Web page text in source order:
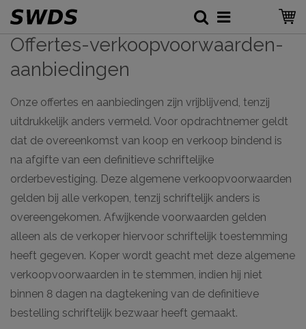
Offertes-verkoopvoorwaarden-
aanbiedingen
Onze offertes en aanbiedingen zijn vrijblijvend, tenzij
uitdrukkelijk anders vermeld. Voor opdrachtnemer geldt
dat de overeenkomst van koop en verkoop bindend is
na afgifte van een definitieve schriftelijke
orderbevestiging. Deze algemene verkoopvoorwaarden
gelden bij alle verkopen, tenzij schriftelijk anders is
overeengekomen. Afwijkende voorwaarden gelden
alleen als de verkoper hiervoor schriftelijk toestemming
heeft gegeven. Koper wordt geacht met deze algemene
verkoopvoorwaarden in te stemmen, indien hij niet
binnen 8 dagen na dagtekening van de definitieve
bestelling schriftelijk bezwaar heeft gemaakt.